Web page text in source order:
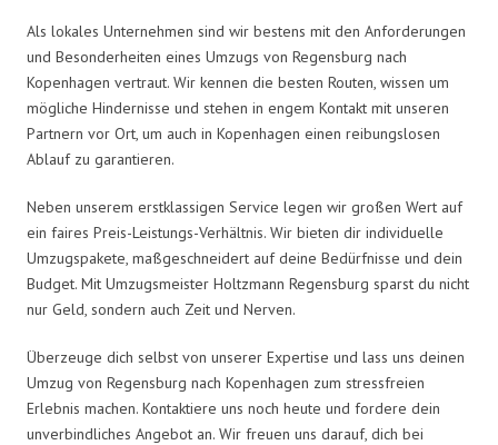
Als lokales Unternehmen sind wir bestens mit den Anforderungen
und Besonderheiten eines Umzugs von Regensburg nach
Kopenhagen vertraut. Wir kennen die besten Routen, wissen um
mögliche Hindernisse und stehen in engem Kontakt mit unseren
Partnern vor Ort, um auch in Kopenhagen einen reibungslosen
Ablauf zu garantieren.
Neben unserem erstklassigen Service legen wir großen Wert auf
ein faires Preis-Leistungs-Verhältnis. Wir bieten dir individuelle
Umzugspakete, maßgeschneidert auf deine Bedürfnisse und dein
Budget. Mit Umzugsmeister Holtzmann Regensburg sparst du nicht
nur Geld, sondern auch Zeit und Nerven.
Überzeuge dich selbst von unserer Expertise und lass uns deinen
Umzug von Regensburg nach Kopenhagen zum stressfreien
Erlebnis machen. Kontaktiere uns noch heute und fordere dein
unverbindliches Angebot an. Wir freuen uns darauf, dich bei